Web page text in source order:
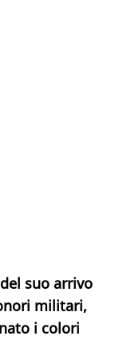
suo arrivo
militari,
i colori